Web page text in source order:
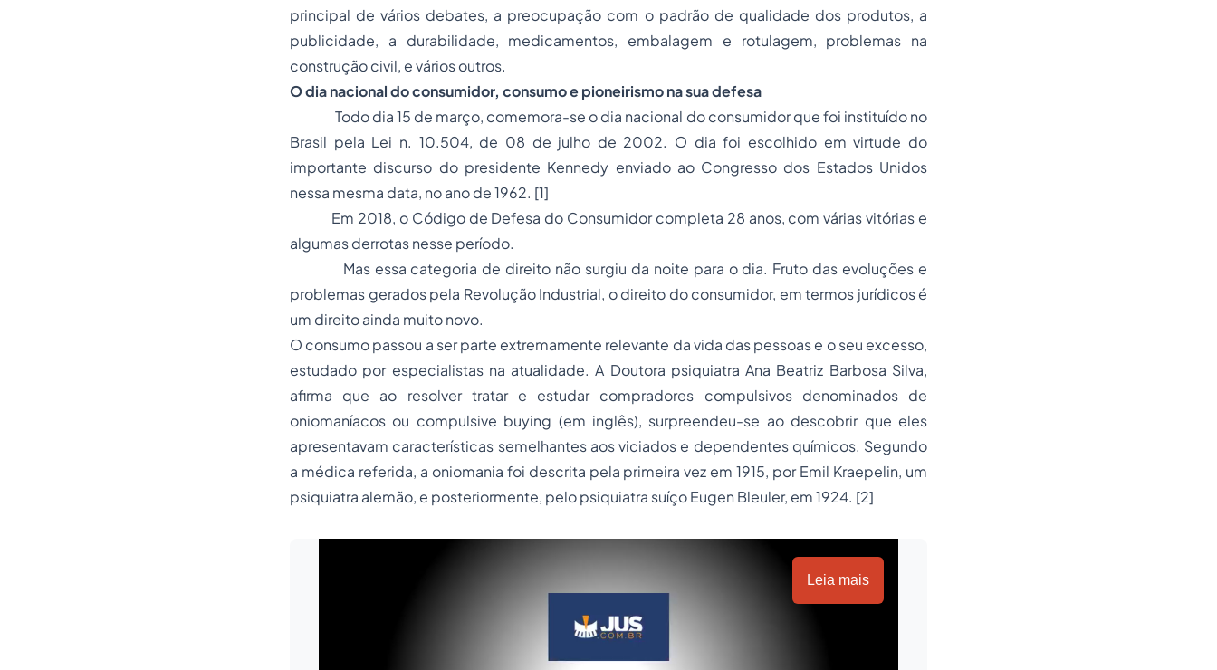
principal de vários debates, a preocupação com o padrão de qualidade dos produtos, a
publicidade, a durabilidade, medicamentos, embalagem e rotulagem, problemas na
construção civil, e vários outros.
O dia nacional do consumidor, consumo e pioneirismo na sua defesa
Todo dia 15 de março, comemora-se o dia nacional do consumidor que foi instituído no
Brasil pela Lei n. 10.504, de 08 de julho de 2002. O dia foi escolhido em virtude do
importante discurso do presidente Kennedy enviado ao Congresso dos Estados Unidos
nessa mesma data, no ano de 1962. [1]
Em 2018, o Código de Defesa do Consumidor completa 28 anos, com várias vitórias e
algumas derrotas nesse período.
Mas essa categoria de direito não surgiu da noite para o dia. Fruto das evoluções e
problemas gerados pela Revolução Industrial, o direito do consumidor, em termos jurídicos é
um direito ainda muito novo.
O consumo passou a ser parte extremamente relevante da vida das pessoas e o seu excesso,
estudado por especialistas na atualidade. A Doutora psiquiatra Ana Beatriz Barbosa Silva,
afirma que ao resolver tratar e estudar compradores compulsivos denominados de
oniomaníacos ou compulsive buying (em inglês), surpreendeu-se ao descobrir que eles
apresentavam características semelhantes aos viciados e dependentes químicos. Segundo
a médica referida, a oniomania foi descrita pela primeira vez em 1915, por Emil Kraepelin, um
psiquiatra alemão, e posteriormente, pelo psiquiatra suíço Eugen Bleuler, em 1924. [2]
Leia mais